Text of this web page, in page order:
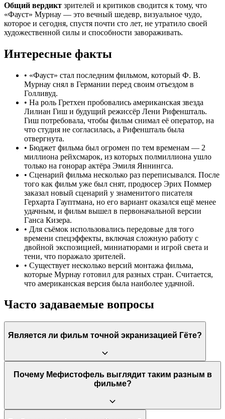
Общий вердикт зрителей и критиков сводится к тому, что
«Фауст» Мурнау — это вечный шедевр, визуальное чудо,
которое и сегодня, спустя почти сто лет, не утратило своей
художественной силы и способности завораживать.
Интересные факты
• «Фауст» стал последним фильмом, который Ф. В.
Мурнау снял в Германии перед своим отъездом в
Голливуд.
• На роль Гретхен пробовались американская звезда
Лилиан Гиш и будущий режиссёр Лени Рифеншталь.
Гиш потребовала, чтобы фильм снимал её оператор, на
что студия не согласилась, а Рифеншталь была
отвергнута.
• Бюджет фильма был огромен по тем временам — 2
миллиона рейхсмарок, из которых полмиллиона ушло
только на гонорар актёра Эмиля Яннингса.
• Сценарий фильма несколько раз переписывался. После
того как фильм уже был снят, продюсер Эрих Поммер
заказал новый сценарий у знаменитого писателя
Герхарта Гауптмана, но его вариант оказался ещё менее
удачным, и фильм вышел в первоначальной версии
Ганса Кизера.
• Для съёмок использовались передовые для того
времени спецэффекты, включая сложную работу с
двойной экспозицией, миниатюрами и игрой света и
тени, что поражало зрителей.
• Существует несколько версий монтажа фильма,
которые Мурнау готовил для разных стран. Считается,
что американская версия была наиболее удачной.
Часто задаваемые вопросы
Является ли фильм точной экранизацией Гёте?
Нет, фильм не является точной экранизацией. Режиссёр Ф. В.
Мурнау и сценарист Ганс Кизер создали свою версию, взяв за
немецкие легенды о докторе Фаусте, а также пьесу
Кристофера Марло. Фильм концентрируется на первой части
Почему Мефистофель выглядит таким разным в
фильме?